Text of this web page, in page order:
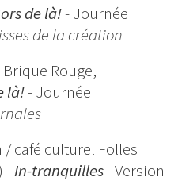
de là!-Journée
de la création
Brique Rouge,
là!-Journée
/ café culturel Folles
-In-tranquilles- Version